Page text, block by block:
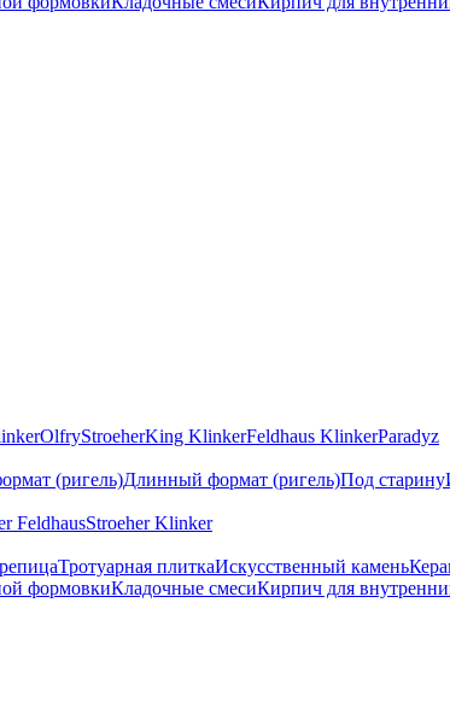
OlfryStroeherKing KlinkerFeldhaus KlinkerParadyz
(ригель)Длинный формат (ригель)Под старину
FeldhausStroeher Klinker
Тротуарная плиткаИскусственный камень
формовкиКладочные смесиКирпич для